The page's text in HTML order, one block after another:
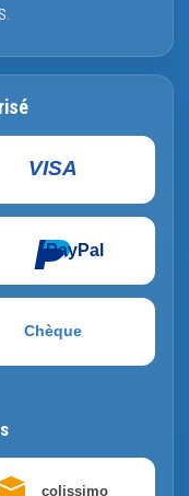
VISA
PayPal
Chèque
colissimo